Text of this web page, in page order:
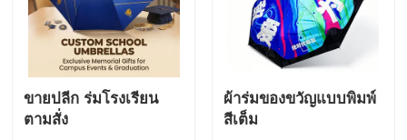
ขายปลีก ร่มโรงเรียน
ตามสั่ง
ผ้าร่มของขวัญแบบพิมพ์
สีเต็ม